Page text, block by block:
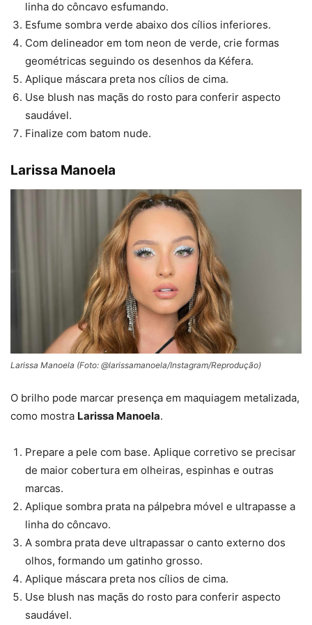
linha do côncavo esfumando.
Esfume sombra verde abaixo dos cílios inferiores.
Com delineador em tom neon de verde, crie formas
geométricas seguindo os desenhos da Kéfera.
Aplique máscara preta nos cílios de cima.
Use blush nas maçãs do rosto para conferir aspecto
saudável.
Finalize com batom nude.
Larissa Manoela
Larissa Manoela (Foto: @larissamanoela/Instagram/Reprodução)
O brilho pode marcar presença em maquiagem metalizada,
como mostra Larissa Manoela.
Prepare a pele com base. Aplique corretivo se precisar
de maior cobertura em olheiras, espinhas e outras
marcas.
Aplique sombra prata na pálpebra móvel e ultrapasse a
linha do côncavo.
A sombra prata deve ultrapassar o canto externo dos
olhos, formando um gatinho grosso.
Aplique máscara preta nos cílios de cima.
Use blush nas maçãs do rosto para conferir aspecto
saudável.